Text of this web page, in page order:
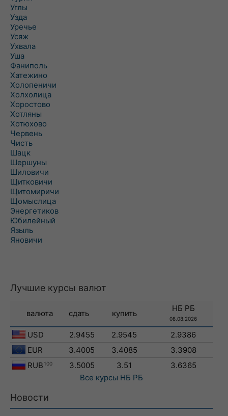
Углы
Узда
Уречье
Усяж
Ухвала
Уша
Фаниполь
Хатежино
Холопеничи
Холхолица
Хоростово
Хотляны
Хотюхово
Червень
Чисть
Шацк
Шершуны
Шиловичи
Щитковичи
Щитомиричи
Щомыслица
Энергетиков
Юбилейный
Языль
Яновичи
Лучшие курсы валют
валюта сдать купить
НБ РБ
08.08.2026
USD 2.9455 2.9545
2.9386
EUR
3.4005 3.4085
3.3908
RUB 100 3.5005 3.51
3.6365
Все курсы НБ РБ
Новости